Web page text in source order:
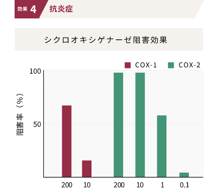
効果 4 抗炎症